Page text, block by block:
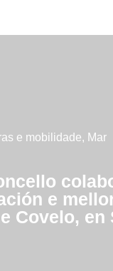
e mobilidade, Mar
e
Covelo, en